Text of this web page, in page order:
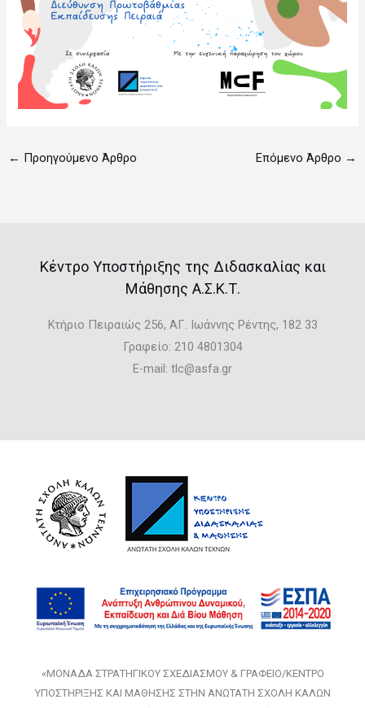
← Προηγούμενο Άρθρο Επόμενο Άρθρο →
Κέντρο Υποστήριξης της Διδασκαλίας και
Μάθησης Α.Σ.Κ.Τ.
Κτήριο Πειραιώς 256, ΑΓ. Ιωάννης Ρέντης, 182 33
Γραφείο: 210 4801304
E-mail: tlc@asfa.gr
«ΜΟΝΑΔΑ ΣΤΡΑΤΗΓΙΚΟΥ ΣΧΕΔΙΑΣΜΟΥ & ΓΡΑΦΕΙΟ/ΚΕΝΤΡΟ
ΥΠΟΣΤΗΡΙΞΗΣ ΚΑΙ ΜΑΘΗΣΗΣ ΣΤΗΝ ΑΝΩΤΑΤΗ ΣΧΟΛΗ ΚΑΛΩΝ